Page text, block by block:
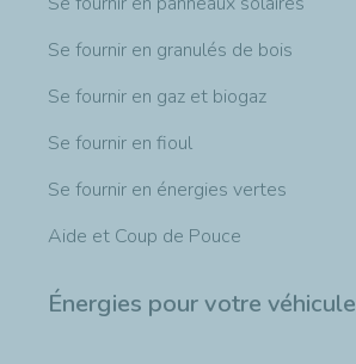
Se fournir en granulés de bois
Se fournir en gaz et biogaz
Se fournir en fioul
Se fournir en énergies vertes
Aide et Coup de Pouce
Énergies pour votre véhicule